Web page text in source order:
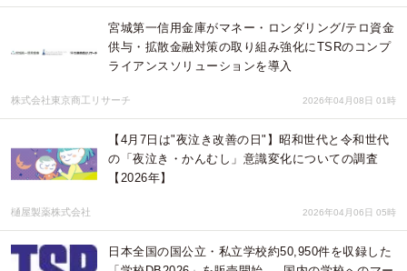
宮城第一信用金庫がマネー・ロンダリング/テロ資金
供与・拡散金融対策の取り組み強化にTSRのコンプ
ライアンスソリューションを導入
株式会社東京商工リサーチ 2026年04月08日 01時
【4月7日は"夜泣き改善の日"】昭和世代と令和世代
の「夜泣き・かんむし」意識変化についての調査
【2026年】
樋屋製薬株式会社 2026年04月06日 05時
日本全国の国公立・私立学校約50,950件を収録した